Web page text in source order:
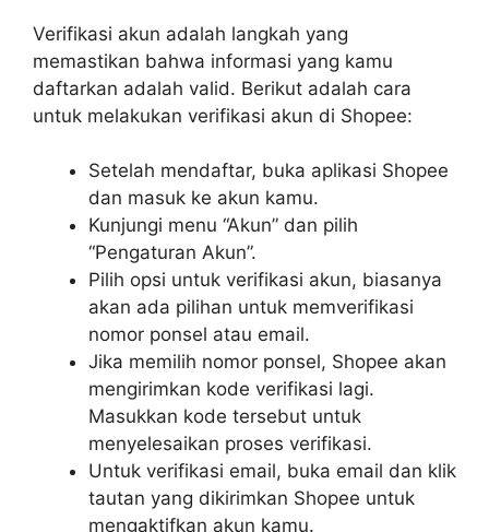
Verifikasi akun adalah langkah yang
memastikan bahwa informasi yang kamu
daftarkan adalah valid. Berikut adalah cara
untuk melakukan verifikasi akun di Shopee:
Setelah mendaftar, buka aplikasi Shopee
dan masuk ke akun kamu.
Kunjungi menu “Akun” dan pilih
“Pengaturan Akun”.
Pilih opsi untuk verifikasi akun, biasanya
akan ada pilihan untuk memverifikasi
nomor ponsel atau email.
Jika memilih nomor ponsel, Shopee akan
mengirimkan kode verifikasi lagi.
Masukkan kode tersebut untuk
menyelesaikan proses verifikasi.
Untuk verifikasi email, buka email dan klik
tautan yang dikirimkan Shopee untuk
mengaktifkan akun kamu.